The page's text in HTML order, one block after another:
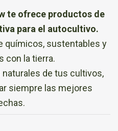
te ofrece productos de
para el autocultivo.
químicos, sustentables y
con la tierra.
de tus cultivos,
siempre las mejores